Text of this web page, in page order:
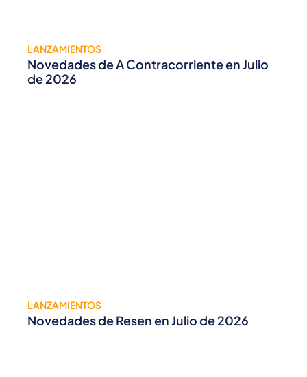
LANZAMIENTOS
Novedades de A Contracorriente en Julio
de 2026
LANZAMIENTOS
Novedades de Resen en Julio de 2026